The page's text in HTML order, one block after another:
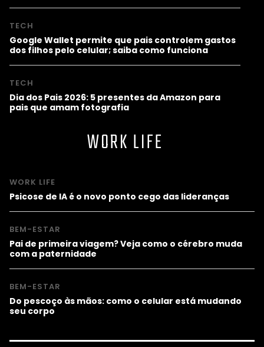
TECH
Google Wallet permite que pais controlem gastos
dos filhos pelo celular; saiba como funciona
TECH
Dia dos Pais 2026: 5 presentes da Amazon para
pais que amam fotografia
WORK LIFE
WORK LIFE
Psicose de IA é o novo ponto cego das lideranças
BEM-ESTAR
Pai de primeira viagem? Veja como o cérebro muda
com a paternidade
BEM-ESTAR
Do pescoço às mãos: como o celular está mudando
seu corpo